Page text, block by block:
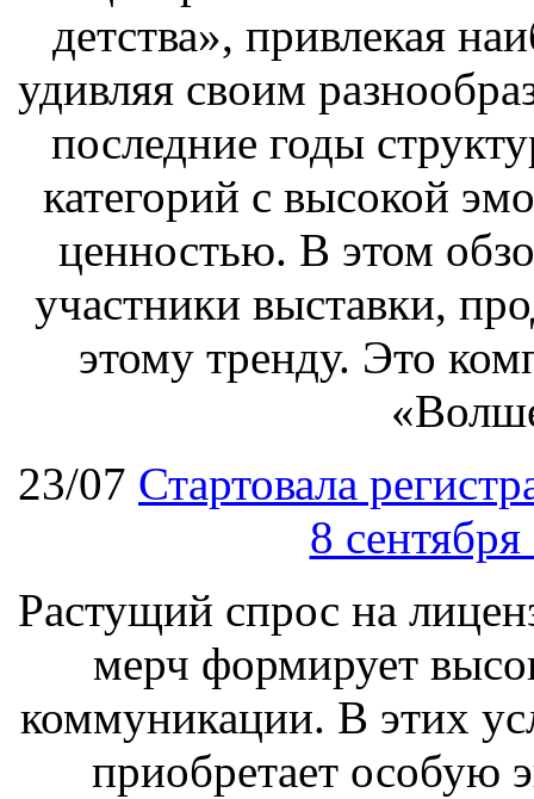
детства», привлекая
удивляя своим
последние годы
категорий с высокой
ценностью. В этом
участники выставки,
этому тренду. Это
23/07 Стартовала
8
Растущий спрос на
мерч формирует
коммуникации. В этих
приобретает особую